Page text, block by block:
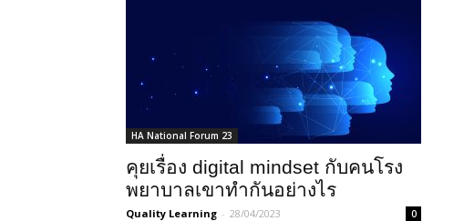
HA National Forum 23
คุยเรื่อง digital mindset กับคนโรง
พยาบาลเขาทำกันอย่างไร
Quality Learning - 28/04/2023 0